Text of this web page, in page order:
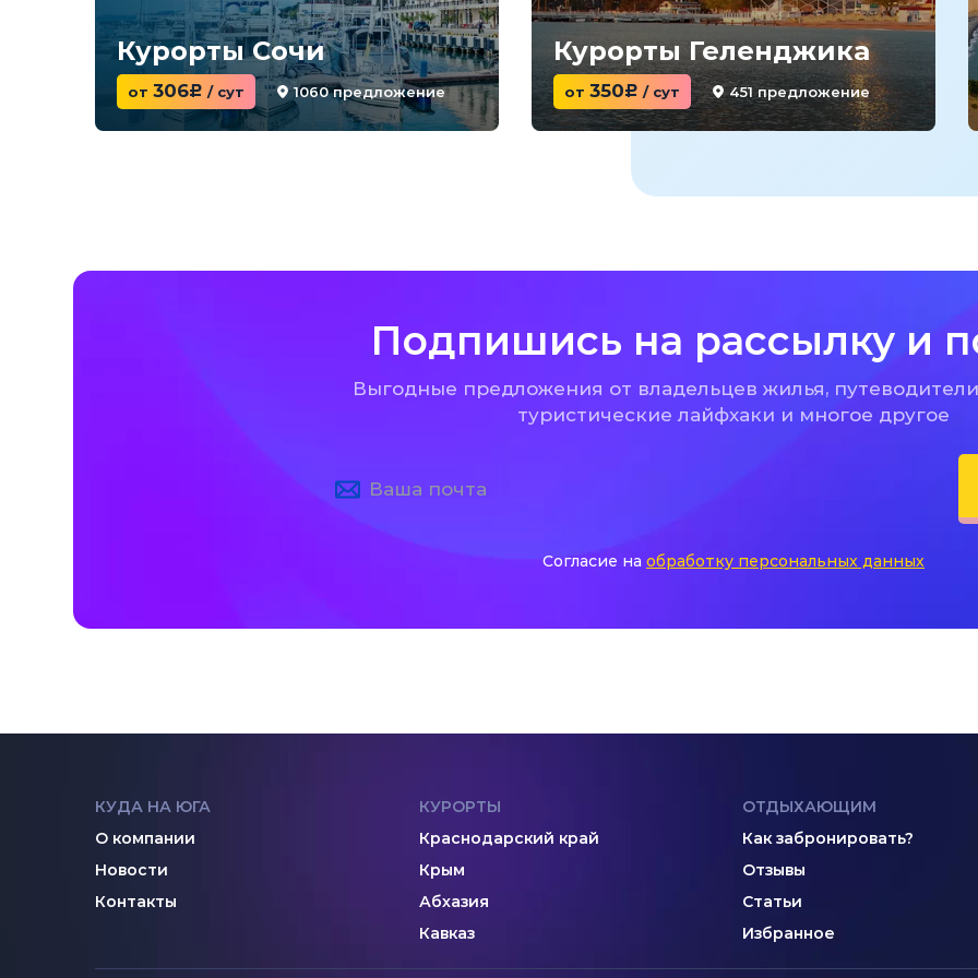
Курорты Сочи
от 306c / сут 1060 предложение
Курорты Геленджика
от 350c / сут 451 предложение
Подпишись на рассылку и
Выгодные предложения от владельцев жилья,
туристические лайфхаки и многое другое
Согласие на обработку персональных данных
КУДА НА ЮГА
О компании
Новости
Контакты
КУРОРТЫ
Краснодарский край
Крым
Абхазия
Кавказ
ОТДЫХАЮЩИМ
Как забронировать?
Отзывы
Статьи
Избранное